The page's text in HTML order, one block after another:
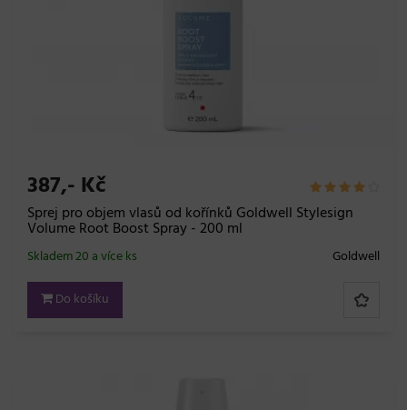
387,- Kč
Sprej pro objem vlasů od kořínků Goldwell Stylesign
Volume Root Boost Spray - 200 ml
Goldwell
Skladem 20 a více ks
Do košíku